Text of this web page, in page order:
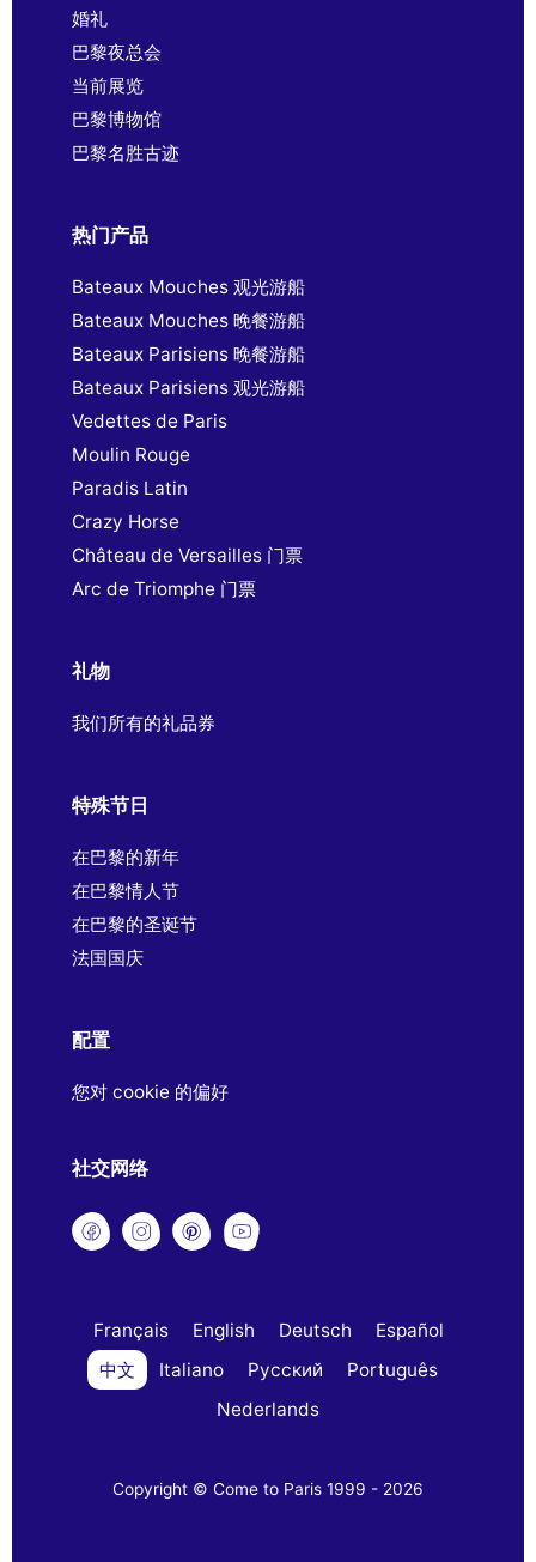
婚礼
巴黎夜总会
当前展览
巴黎博物馆
巴黎名胜古迹
热门产品
Bateaux Mouches 观光游船
Bateaux Mouches 晚餐游船
Bateaux Parisiens 晚餐游船
Bateaux Parisiens 观光游船
Vedettes de Paris
Moulin Rouge
Paradis Latin
Crazy Horse
Château de Versailles 门票
Arc de Triomphe 门票
礼物
我们所有的礼品券
特殊节日
在巴黎的新年
在巴黎情人节
在巴黎的圣诞节
法国国庆
配置
您对 cookie 的偏好
社交网络
Français English Deutsch
Español
中文
Italiano Русский
Português
Nederlands
Copyright © Come to Paris 1999 - 2026